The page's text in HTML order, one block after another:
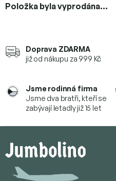
Doprava ZDARMA
již od nákupu za 999 Kč
Jsme rodinná firma
Jsme dva bratři, kteří se
zabývají letadly již 15 let
Položka byla vyprodána…
p